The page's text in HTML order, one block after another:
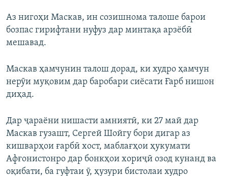
Аз нигоҳи Маскав, ин созишнома талоше барои
бозпас гирифтани нуфуз дар минтақа арзёбӣ
мешавад.
Маскав ҳамчунин талош дорад, ки худро ҳамчун
нерӯи муқовим дар баробари сиёсати Ғарб нишон
диҳад.
Дар ҷараёни нишасти амниятӣ, ки 27 май дар
Маскав гузашт, Сергей Шойгу бори дигар аз
кишварҳои ғарбӣ хост, маблағҳои ҳукумати
Афғонистонро дар бонкҳои хориҷӣ озод кунанд ва
оқибати, ба гуфтаи ӯ, ҳузури бистолаи худро